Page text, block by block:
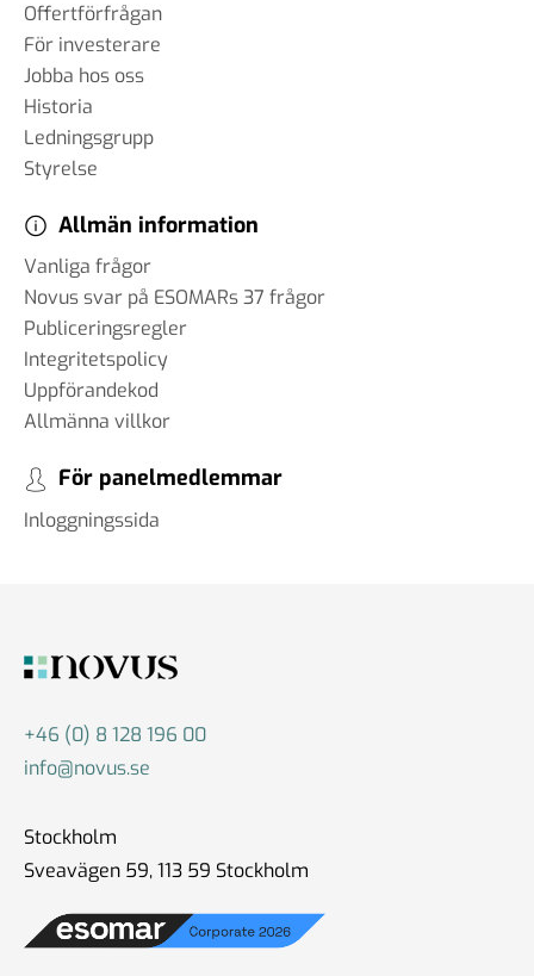
Offertförfrågan
För investerare
Jobba hos oss
Historia
Ledningsgrupp
Styrelse
Allmän information
Vanliga frågor
Novus svar på ESOMARs 37 frågor
Publiceringsregler
Integritetspolicy
Uppförandekod
Allmänna villkor
För panelmedlemmar
Inloggningssida
+46 (0) 8 128 196 00
info@novus.se
Stockholm
Sveavägen 59, 113 59 Stockholm